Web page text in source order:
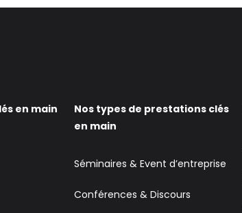
en main
Nos types de prestations clés
en main
Séminaires & Event d’entreprise
Conférences & Discours